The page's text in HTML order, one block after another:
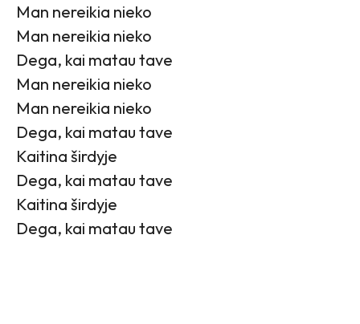
Man nereikia nieko
Man nereikia nieko
Dega, kai matau tave
Man nereikia nieko
Man nereikia nieko
Dega, kai matau tave
Kaitina širdyje
Dega, kai matau tave
Kaitina širdyje
Dega, kai matau tave